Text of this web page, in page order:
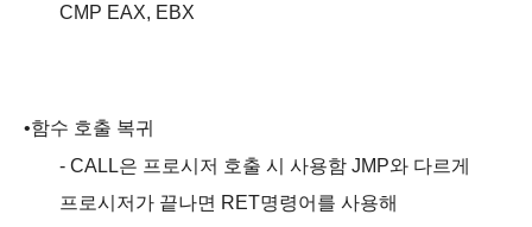
CMP EAX, EBX
•함수 호출 복귀
- CALL은 프로시저 호출 시 사용함 JMP와 다르게
프로시저가 끝나면 RET명령어를 사용해